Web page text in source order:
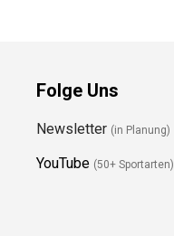
Folge Uns
Newsletter (in Planung)
YouTube (50+ Sportarten)